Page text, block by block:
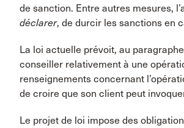
de sanction. Entre autres mesures,
déclarer, de durcir les sanctions en
La loi actuelle prévoit, au
conseiller relativement à une
renseignements concernant
de croire que son client peut
Le projet de loi impose des